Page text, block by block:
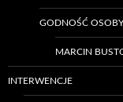
GODNOŚĆ
MARCIN
INTERWENCJE